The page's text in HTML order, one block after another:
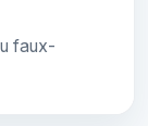
faux-